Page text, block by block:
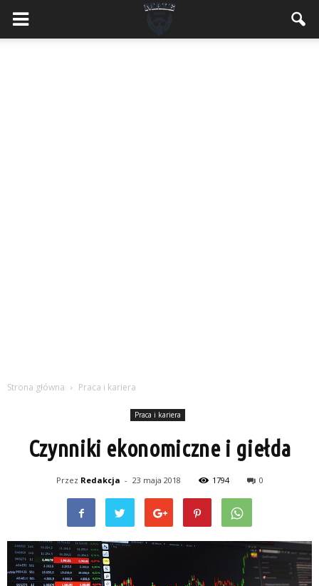
MaleMEN.pl
Strona główna Praca i kariera
Praca i kariera
Czynniki ekonomiczne i giełda
Przez Redakcja - 23 maja 2018 1794 0